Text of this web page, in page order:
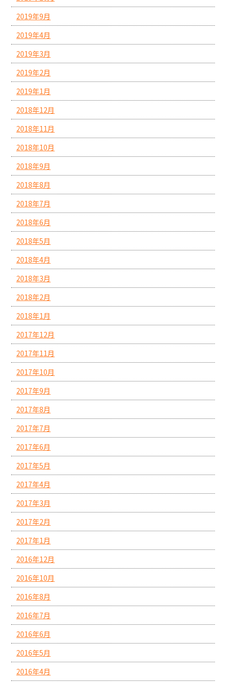
2019年9月
2019年4月
2019年3月
2019年2月
2019年1月
2018年12月
2018年11月
2018年10月
2018年9月
2018年8月
2018年7月
2018年6月
2018年5月
2018年4月
2018年3月
2018年2月
2018年1月
2017年12月
2017年11月
2017年10月
2017年9月
2017年8月
2017年7月
2017年6月
2017年5月
2017年4月
2017年3月
2017年2月
2017年1月
2016年12月
2016年10月
2016年8月
2016年7月
2016年6月
2016年5月
2016年4月